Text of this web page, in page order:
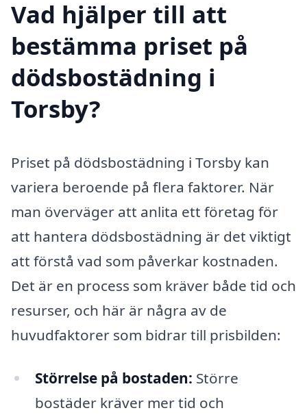
Vad hjälper till att
bestämma priset på
dödsbostädning i
Torsby?
Priset på dödsbostädning i Torsby kan
variera beroende på flera faktorer. När
man överväger att anlita ett företag för
att hantera dödsbostädning är det viktigt
att förstå vad som påverkar kostnaden.
Det är en process som kräver både tid och
resurser, och här är några av de
huvudfaktorer som bidrar till prisbilden:
Störrelse på bostaden: Större
bostäder kräver mer tid och